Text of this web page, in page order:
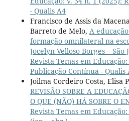
- Qualis A4
Francisco de Assis da
Barreto de Melo, A
formação omnilateral na
Jocelyn Velloso Borges – São
Revista Temas em
Publicação Contínua - Qualis
Joilma Cordeiro Costa, Elisa
REVISÃO SOBRE A
O QUE (NÃO) HÁ SOBRE O
Revista Temas em